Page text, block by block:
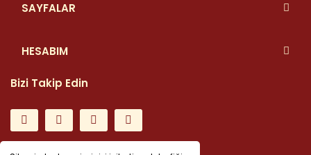
SAYFALAR
HESABIM
Bizi Takip Edin